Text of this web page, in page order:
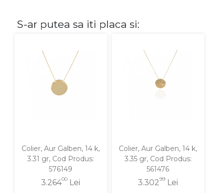
Cu pietre
S-ar putea sa iti placa si:
Colier, Aur Galben, 14 k,
3.31 gr, Cod Produs:
576149
3.26400 Lei
Colier, Aur Galben, 14 k,
3.35 gr, Cod Produs:
561476
3.30299 Lei